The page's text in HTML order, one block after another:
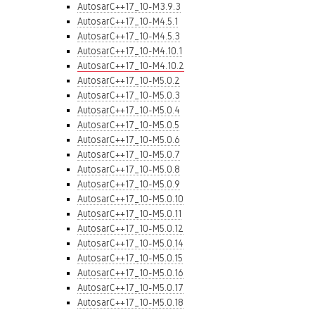
AutosarC++17_10-M3.9.3
AutosarC++17_10-M4.5.1
AutosarC++17_10-M4.5.3
AutosarC++17_10-M4.10.1
AutosarC++17_10-M4.10.2
AutosarC++17_10-M5.0.2
AutosarC++17_10-M5.0.3
AutosarC++17_10-M5.0.4
AutosarC++17_10-M5.0.5
AutosarC++17_10-M5.0.6
AutosarC++17_10-M5.0.7
AutosarC++17_10-M5.0.8
AutosarC++17_10-M5.0.9
AutosarC++17_10-M5.0.10
AutosarC++17_10-M5.0.11
AutosarC++17_10-M5.0.12
AutosarC++17_10-M5.0.14
AutosarC++17_10-M5.0.15
AutosarC++17_10-M5.0.16
AutosarC++17_10-M5.0.17
AutosarC++17_10-M5.0.18